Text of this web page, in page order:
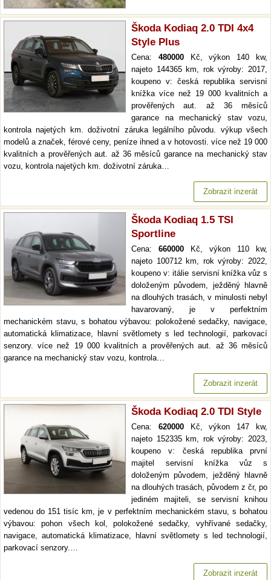
Škoda Kodiaq 2.0 TDI 4x4
Style Plus
Cena: 480000Kč, výkon 140 kw,
najeto 144365 km, rok výroby: 2017,
koupeno v: česká republika servisní
knížka více než 19 000 kvalitních a
prověřených aut. až 36 měsíců
garance na mechanický stav vozu,
kontrola najetých km. doživotní záruka legálního původu. výkup všech
modelů a značek, férové ceny, peníze ihned a v hotovosti. více než 19 000
kvalitních a prověřených aut. až 36 měsíců garance na mechanický stav
vozu, kontrola najetých km. doživotní záruka…
Zobrazit inzerát
Škoda Kodiaq 1.5 TSI
Sportline
Cena: 660000 Kč, výkon 110 kw,
najeto 100712 km, rok výroby: 2022,
koupeno v: itálie servisní knížka vůz s
doloženým původem, ježděný hlavně
na dlouhých trasách, v minulosti nebyl
havarovaný, je v perfektním
mechanickém stavu, s bohatou výbavou: polokožené sedačky, navigace,
automatická klimatizace, hlavní světlomety s led technologií, parkovací
senzory. více než 19 000 kvalitních a prověřených aut. až 36 měsíců
garance na mechanický stav vozu, kontrola…
Zobrazit inzerát
Škoda Kodiaq 2.0 TDI Style
Cena: 620000Kč, výkon 147 kw,
najeto 152335 km, rok výroby: 2023,
koupeno v: česká republika první
majitel servisní knížka vůz s
doloženým původem, ježděný hlavně
na dlouhých trasách, původem z čr, po
jediném majiteli, se servisní knihou
vedenou do 151 tisíc km, je v perfektním mechanickém stavu, s bohatou
výbavou: pohon všech kol, polokožené sedačky, vyhřívané sedačky,
navigace, automatická klimatizace, hlavní světlomety s led technologií,
parkovací senzory.…
Zobrazit inzerát